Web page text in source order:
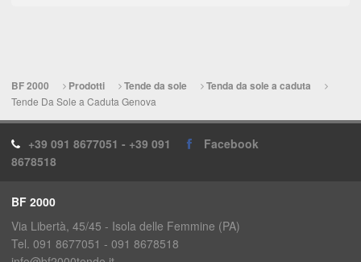
BF 2000 Prodotti Tende da sole
Tenda da sole a caduta
Tende Da Sole a Caduta Genova
+39 091 8677051 - +39 091
8678518
Facebook
BF 2000
Via Libertà, 45/45 - Isola delle Femmine (PA)
Tel. 091 8677051 - 091 8678518